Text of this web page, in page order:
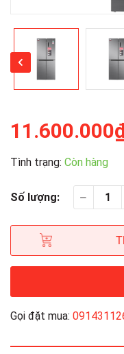
Tình trạng: Còn hàng
Số lượng:
Gọi đặt mua: